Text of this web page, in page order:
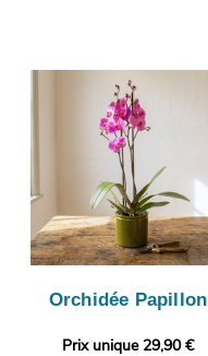
Orchidée Papillon
Prix unique 29,90 €